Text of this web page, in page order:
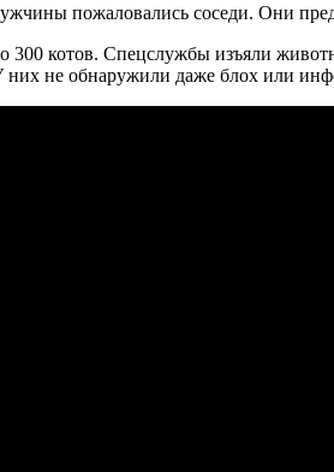
пожаловались соседи. Они
300 котов. Спецслужбы изъяли
не обнаружили даже блох или